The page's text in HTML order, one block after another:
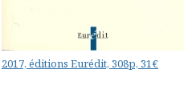
2017, éditions Eurédit, 308p, 31€